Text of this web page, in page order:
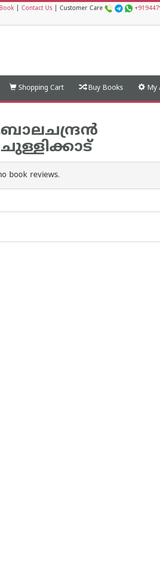
Contact Us Customer Care
Shopping Cart Buy Books My
ബാലചന്ദ്രന്‍
ചുള്ളിക്കാട്
book reviews.